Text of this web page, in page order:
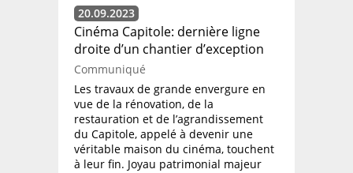
20.09.2023
Cinéma Capitole: dernière ligne
droite d’un chantier d’exception
Communiqué
Les travaux de grande envergure en
vue de la rénovation, de la
restauration et de l’agrandissement
du Capitole, appelé à devenir une
véritable maison du cinéma, touchent
à leur fin. Joyau patrimonial majeur